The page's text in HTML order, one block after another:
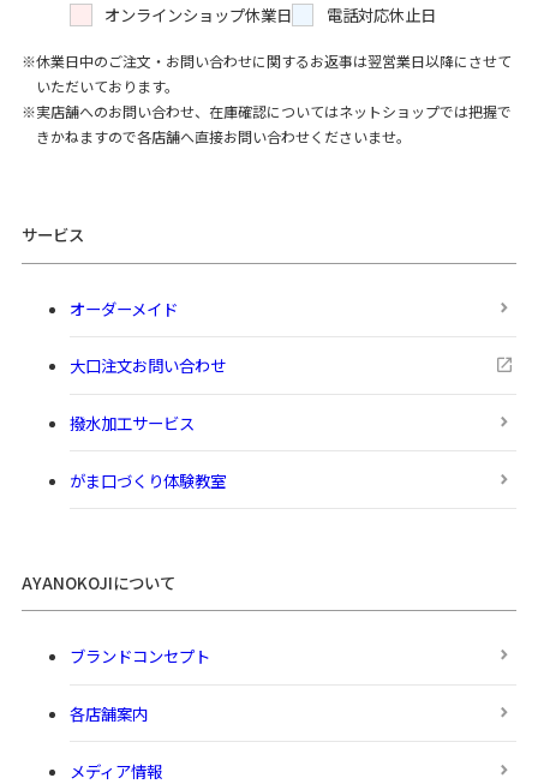
オンラインショップ休業日 電話対応休止日
休業日中のご注文・お問い合わせに関するお返事は翌営業日以降にさせて
いただいております。
実店舗へのお問い合わせ、在庫確認についてはネットショップでは把握で
きかねますので各店舗へ直接お問い合わせくださいませ。
サービス
オーダーメイド
大口注文お問い合わせ
撥水加工サービス
がま口づくり体験教室
AYANOKOJIについて
ブランドコンセプト
各店舗案内
メディア情報